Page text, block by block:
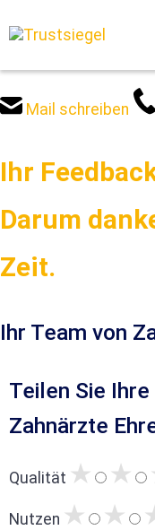
zum
Inhalt
Mail schreiben
Ihr
Darum
Zeit.
Ihr Team von
Teilen Sie
Zahnärzte
Qualität
Nutzen